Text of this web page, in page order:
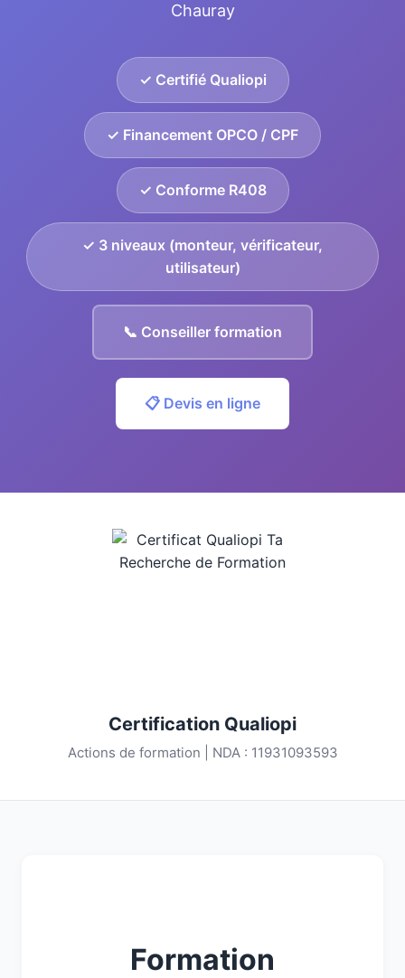
Chauray
✓ Certifié Qualiopi
✓ Financement OPCO / CPF
✓ Conforme R408
✓ 3 niveaux (monteur, vérificateur,
utilisateur)
📞 Conseiller formation
📋 Devis en ligne
Certification Qualiopi
Actions de formation | NDA : 11931093593
Formation